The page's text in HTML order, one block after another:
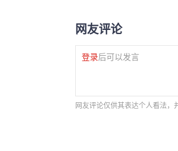
网友评论
登录后可以发言
网友评论仅供其表达个人看法，